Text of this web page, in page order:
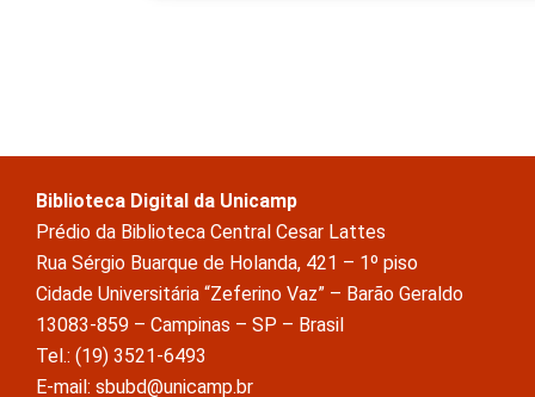
Biblioteca Digital da Unicamp
Prédio da Biblioteca Central Cesar Lattes
Rua Sérgio Buarque de Holanda, 421 – 1º piso
Cidade Universitária “Zeferino Vaz” – Barão Geraldo
13083-859 – Campinas – SP – Brasil
Tel.: (19) 3521-6493
E-mail: sbubd@unicamp.br